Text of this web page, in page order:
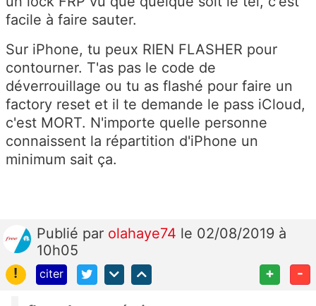
facile à faire sauter.
Sur iPhone, tu peux RIEN FLASHER pour
contourner. T'as pas le code de
déverrouillage ou tu as flashé pour faire un
factory reset et il te demande le pass iCloud,
c'est MORT. N'importe quelle personne
connaissent la répartition d'iPhone un
minimum sait ça.
Publié par olahaye74 le 02/08/2019 à
10h05
!
citer + -